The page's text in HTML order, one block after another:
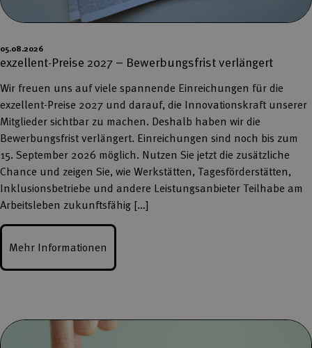
05.08.2026
exzellent-Preise 2027 – Bewerbungsfrist verlängert
Wir freuen uns auf viele spannende Einreichungen für die
exzellent-Preise 2027 und darauf, die Innovationskraft unserer
Mitglieder sichtbar zu machen. Deshalb haben wir die
Bewerbungsfrist verlängert. Einreichungen sind noch bis zum
15. September 2026 möglich. Nutzen Sie jetzt die zusätzliche
Chance und zeigen Sie, wie Werkstätten, Tagesförderstätten,
Inklusionsbetriebe und andere Leistungsanbieter Teilhabe am
Arbeitsleben zukunftsfähig […]
Mehr Informationen